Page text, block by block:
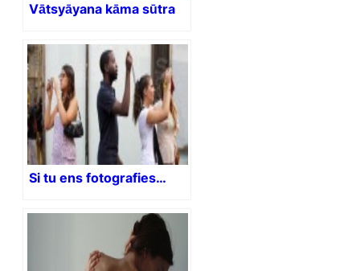
Vātsyāyana kāma sūtra
Si tu ens fotografies…